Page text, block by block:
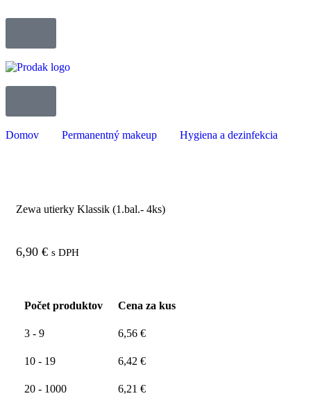
Domov Permanentný makeup Hygiena a dezinfekcia
Zewa utierky Klassik (1.bal.- 4ks)
6,90 € s DPH
Počet produktov Cena za kus
3 - 9 6,56 €
10 - 19 6,42 €
20 - 1000 6,21 €